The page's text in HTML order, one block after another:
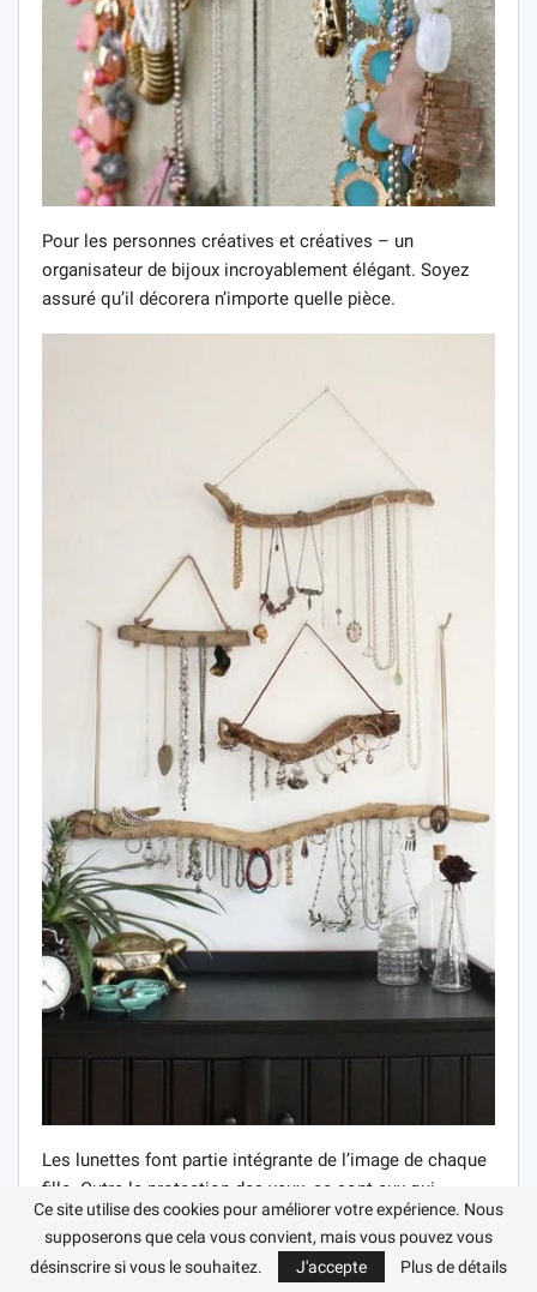
Pour les personnes créatives et créatives – un
organisateur de bijoux incroyablement élégant. Soyez
assuré qu’il décorera n’importe quelle pièce.
Les lunettes font partie intégrante de l’image de chaque
fille. Outre la protection des yeux, ce sont eux qui
complètent l’arc. D’accord, de tels accessoires devraient
certainement avoir un bel espace de stockage. Un
exemple frappant sur la photo.
Ce site utilise des cookies pour améliorer votre expérience. Nous
supposerons que cela vous convient, mais vous pouvez vous
désinscrire si vous le souhaitez.
J'accepte Plus de détails